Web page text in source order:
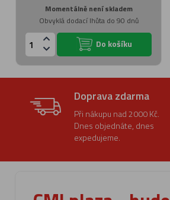
Momentálně není skladem
Obvyklá dodací lhůta do 90 dnů
Do košíku
Doprava zdarma
Při nákupu nad 2000 Kč.
Dnes objednáte, dnes
expedujeme.